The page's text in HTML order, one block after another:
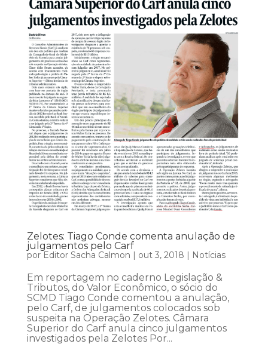
Zelotes: Tiago Conde comenta anulação de
julgamentos pelo Carf
por Editor Sacha Calmon | out 3, 2018 | Notícias
Em reportagem no caderno Legislação &
Tributos, do Valor Econômico, o sócio do
SCMD Tiago Conde comentou a anulação,
pelo Carf, de julgamentos colocados sob
suspeita na Operação Zelotes. Câmara
Superior do Carf anula cinco julgamentos
investigados pela Zelotes Por...